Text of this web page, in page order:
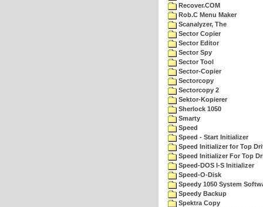
Recover.COM
Rob.C Menu Maker
Scanalyzer, The
Sector Copier
Sector Editor
Sector Spy
Sector Tool
Sector-Copier
Sectorcopy
Sectorcopy 2
Sektor-Kopierer
Sherlock 1050
Smarty
Speed
Speed - Start Initializer
Speed Initializer for Top
Speed Initializer For Top
Speed-DOS I-S Initializer
Speed-O-Disk
Speedy 1050 System
Speedy Backup
Spektra Copy